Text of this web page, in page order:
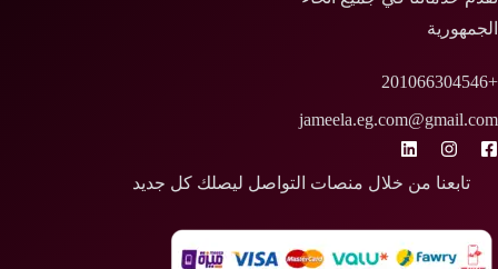
الجمهورية
+201066304546
jameela.eg.com@gmail.com
تابعنا من خلال منصات التواصل ليصلك كل جديد